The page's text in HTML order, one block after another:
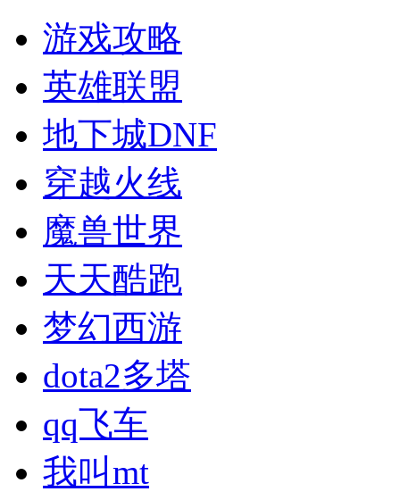
游戏攻略
英雄联盟
地下城DNF
穿越火线
魔兽世界
天天酷跑
梦幻西游
dota2多塔
qq飞车
我叫mt